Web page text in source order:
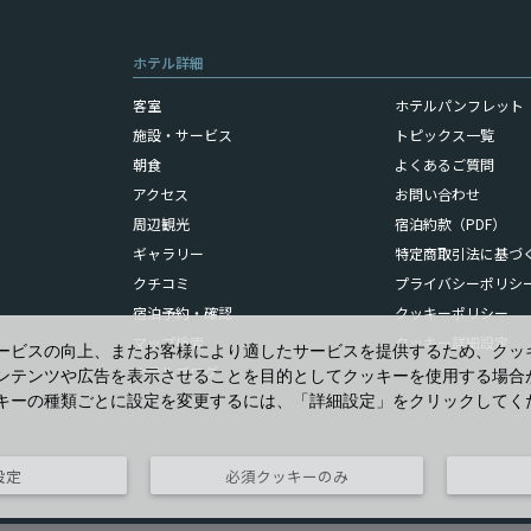
ホテル詳細
客室
施設・サービス
朝食
アクセス
周辺観光
ギャラリー
クチコミ
宿泊予約・確認
マップ検索
ホテルブログ
ホテルパンフレット
トピックス一覧
よくあるご質問
お問い合わせ
宿泊約款（PDF）
特定商取引法に基づ
プライバシーポリシ
クッキーポリシー
クッキー詳細設定
ビスの向上、またお客様により適したサービスを提供するため、ク
テンツや広告を表示させることを目的としてクッキーを使用する場合
ーの種類ごとに設定を変更するには、「詳細設定」をクリックしてく
必須クッキーのみ
定